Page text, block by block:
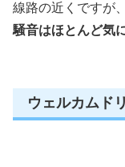
線路の近くですが
騒音はほとんど気
ウェルカムド